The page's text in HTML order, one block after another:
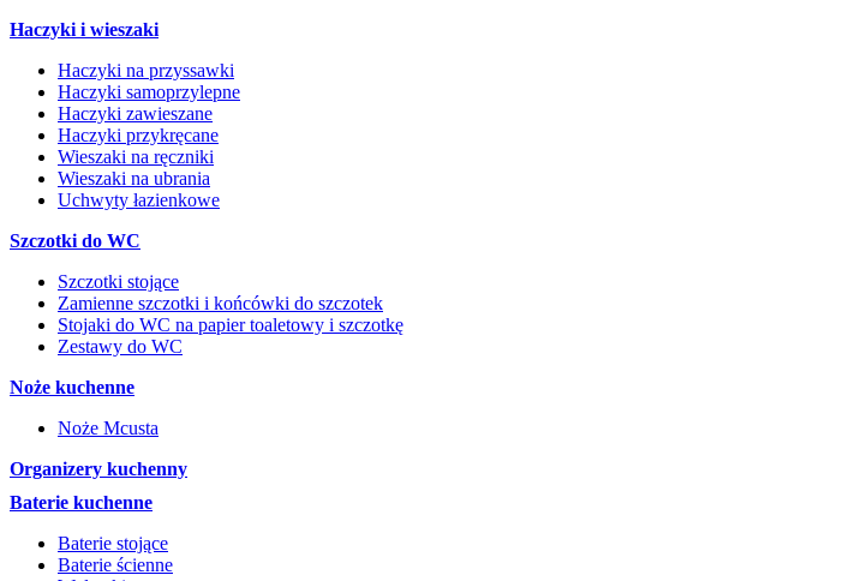
Haczyki i wieszaki
Haczyki na przyssawki
Haczyki samoprzylepne
Haczyki zawieszane
Haczyki przykręcane
Wieszaki na ręczniki
Wieszaki na ubrania
Uchwyty łazienkowe
Szczotki do WC
Szczotki stojące
Zamienne szczotki i końcówki do szczotek
Stojaki do WC na papier toaletowy i szczotkę
Zestawy do WC
Noże kuchenne
Noże Mcusta
Organizery kuchenny
Baterie kuchenne
Baterie stojące
Baterie ścienne